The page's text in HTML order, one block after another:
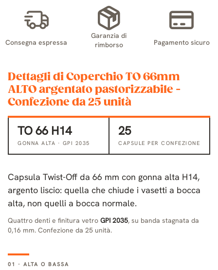
Consegna espressa
Garanzia di
rimborso
Pagamento sicuro
Dettagli di Coperchio TO 66mm
ALTO argentato pastorizzabile -
Confezione da 25 unità
TO 66 H14
GONNA ALTA · GPI 2035
25
CAPSULE PER CONFEZIONE
Capsula Twist-Off da 66 mm con gonna alta H14,
argento liscio: quella che chiude i vasetti a bocca
alta, non quelli a bocca normale.
Quattro denti e finitura vetro GPI 2035, su banda stagnata da
0,16 mm. Confezione da 25 unità.
01 · ALTA O BASSA